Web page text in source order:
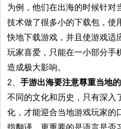
为例，他们在出海的时候针对
技术做了很多小的下载包，使
快地下载游戏，并且使游戏适
玩家喜爱，只能在一小部分手
造成极大影响。
2、手游出海要注意尊重当地
不同的文化和历史，只有深入
化，才能迎合当地游戏玩家的